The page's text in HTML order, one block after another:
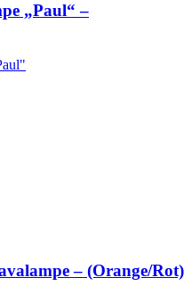
„Paul“ –
– (Orange/Rot)